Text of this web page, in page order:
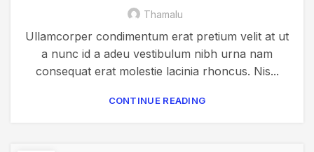
Thamalu
Ullamcorper condimentum erat pretium velit at ut
a nunc id a adeu vestibulum nibh urna nam
consequat erat molestie lacinia rhoncus. Nis...
CONTINUE READING